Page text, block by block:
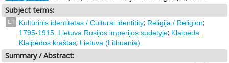
Subject terms:
LT Kultūrinis identitetas / Cultural identitity; Religija / Religion;
1795-1915. Lietuva Rusijos imperijos sudėtyje; Klaipėda.
Klaipėdos kraštas; Lietuva (Lithuania).
Summary / Abstract: